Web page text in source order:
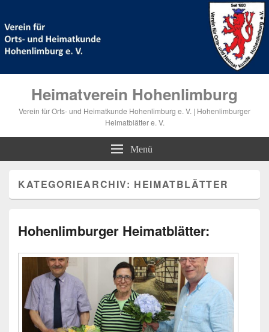
Heimatverein Hohenlimburg
Verein für Orts- und Heimatkunde Hohenlimburg e. V. | Hohenlimburger
Heimatblätter e. V.
Menü
KATEGORIEARCHIV: HEIMATBLÄTTER
Hohenlimburger Heimatblätter: